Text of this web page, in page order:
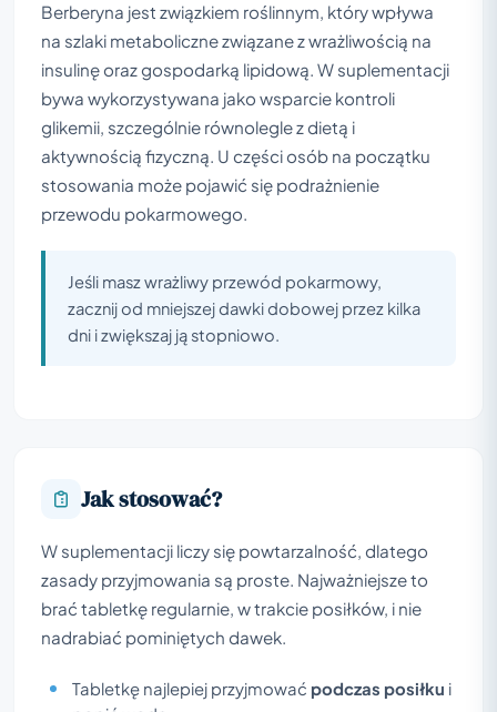
Berberyna jest związkiem roślinnym, który wpływa
na szlaki metaboliczne związane z wrażliwością na
insulinę oraz gospodarką lipidową. W suplementacji
bywa wykorzystywana jako wsparcie kontroli
glikemii, szczególnie równolegle z dietą i
aktywnością fizyczną. U części osób na początku
stosowania może pojawić się podrażnienie
przewodu pokarmowego.
Jeśli masz wrażliwy przewód pokarmowy,
zacznij od mniejszej dawki dobowej przez kilka
dni i zwiększaj ją stopniowo.
Jak stosować?
W suplementacji liczy się powtarzalność, dlatego
zasady przyjmowania są proste. Najważniejsze to
brać tabletkę regularnie, w trakcie posiłków, i nie
nadrabiać pominiętych dawek.
Tabletkę najlepiej przyjmować podczas posiłku i